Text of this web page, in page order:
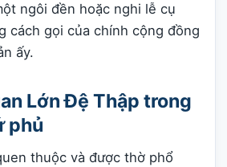
ngôi đền hoặc nghi lễ cụ
cách gọi của chính cộng đồng
ấy.
Lớn Đệ Thập trong
phủ
thuộc và được thờ phổ